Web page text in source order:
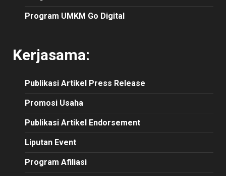
Program UMKM Go Digital
Kerjasama:
Publikasi Artikel Press Release
Promosi Usaha
Publikasi Artikel Endorsement
Liputan Event
Program Afiliasi